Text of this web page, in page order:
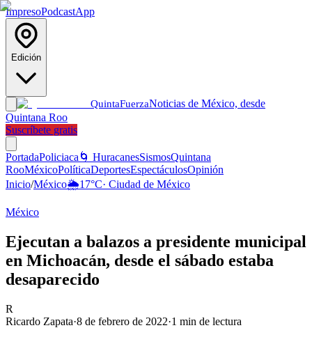
ImpresoPodcastApp
Edición
QuintaFuerzaNoticias de México, desde
Quintana Roo
Suscríbete gratis
PortadaPoliciaca 🌀 HuracanesSismosQuintana
RooMéxicoPolíticaDeportesEspectáculosOpinión
Inicio/México🌦️17°C· Ciudad de México
México
Ejecutan a balazos a presidente municipal
en Michoacán, desde el sábado estaba
desaparecido
R
Ricardo Zapata·8 de febrero de 2022·1 min de lectura